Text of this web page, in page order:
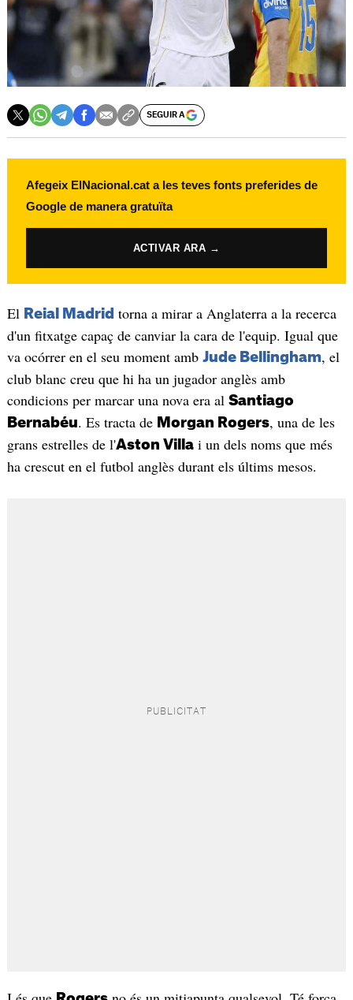
SEGUIR A
Afegeix ElNacional.cat a les teves fonts preferides de
Google de manera gratuïta
ACTIVAR ARA →
El Reial Madrid torna a mirar a Anglaterra a la recerca
d'un fitxatge capaç de canviar la cara de l'equip. Igual que
va ocórrer en el seu moment amb Jude Bellingham, el
club blanc creu que hi ha un jugador anglès amb
condicions per marcar una nova era al Santiago
Bernabéu. Es tracta de Morgan Rogers, una de les
grans estrelles de l'Aston Villai un dels noms que més
ha crescut en el futbol anglès durant els últims mesos.